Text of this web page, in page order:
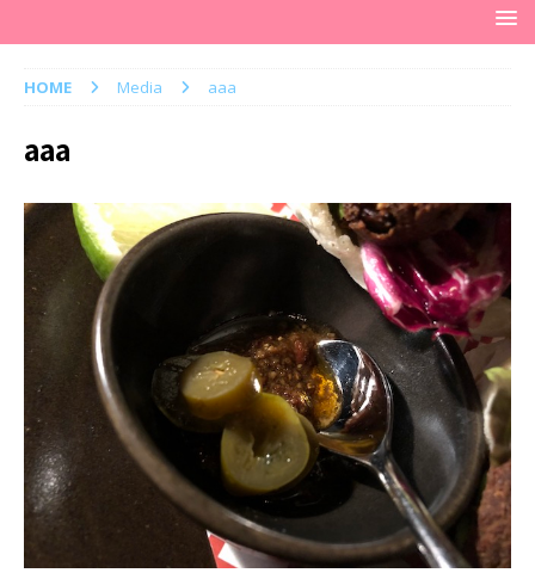
HOME Media aaa
aaa